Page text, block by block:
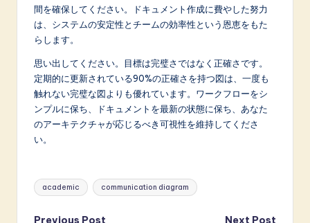
間を確保してください。ドキュメント作成に費やした努力
は、システムの安定性とチームの効率性という恩恵をもた
らします。
思い出してください。目標は完璧さではなく正確さです。
定期的に更新されている90%の正確さを持つ図は、一度も
触れない完璧な図よりも優れています。ワークフローをシ
ンプルに保ち、ドキュメントを最新の状態に保ち、あなた
のアーキテクチャが応じるべき可視性を維持してくださ
い。
Tags:
academic communication diagram
Previous Post
Next Post